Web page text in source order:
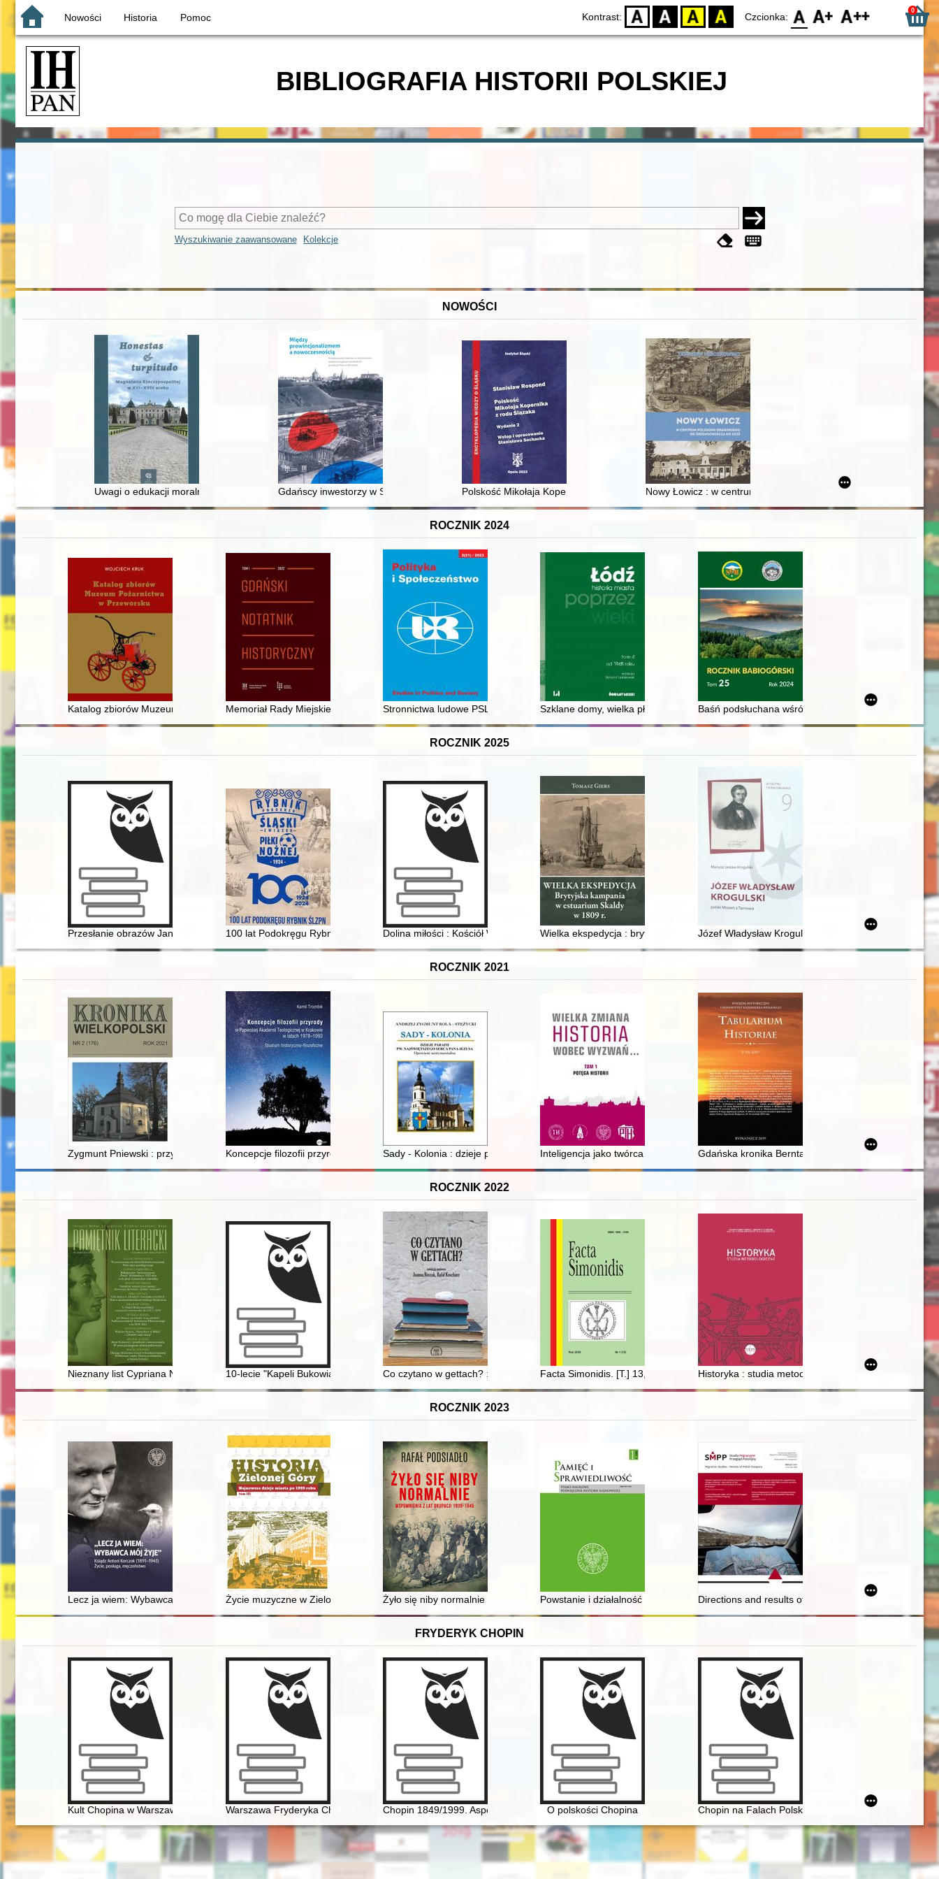
Nowości Historia Pomoc Kontrast: D BW YB BY Czcionka: F0 F1 F2 0
BIBLIOGRAFIA HISTORII POLSKIEJ
Wyszukiwanie zaawansowane Kolekcje
NOWOŚCI
Uwagi o edukacji moralnej synów szlacheckich w XVI-wiecznej RzeczypospolitejGdańscy inwestorzy w Sopocie : prestiż finansowy i towarzyski lokalnego mieszczaństwa w 2. poł. XIX w
Polskość Mikołaja Kopernika z rodu ŚlązakaNowy Łowicz : w centrum poligonu drawskiego od średniowiecza
ROCZNIK 2024
Katalog zbiorów Muzeum Pożarnictwa w PrzeworskuMemoriał Rady Miejskiej Gdańska do dworów europejsich w sprawie "negotium gallicum" z marca 1698 roku
Stronnictwa ludowe PSL Piast i PSL Wyzwolenie wobec wyboru pierwszego Prezydenta Rzeczypospolitej Polskiej
Szklane domy, wielka płyta i gipsowe kariatydy : architektura powojennej Łodzi
Baśń podsłuchana wśród górali z pod Babiej góry
ROCZNIK 2025
Przesłanie obrazów Jana Henryka Rosena (1891-1982) w kaplicy seminaryjnej w Przemyślu
100 lat Podokręgu Rybnik ŚlZPN Dolina miłości : Kościół Wniebowzięcia Najświętszej Maryi Panny i św. Maternusa oraz dawne opactwo w Lubomierzu 1278-
Wielka ekspedycja : brytyjska kampania w estuarium Skaldy w 1809 r
Józef Władysław Krogulski : polski Mozart z Tarnowa
ROCZNIK 2021
Zygmunt Pniewski : przyrodnik, fotografik, kolekcjonerKoncepcje filozofii przyrody w Papieskiej Akademii Teologicznej w Krakowie w latach 1978-1993 : studium historyczno-filozoficzne
Sady - Kolonia : dzieje parafii p.w. Najświętszego Serca Pana Jezusa : opowieść sentymentalna
Inteligencja jako twórca polskich muzeów historycznych : koreferat
Gdańska kronika Bernta Stegmanna (1528) -
ROCZNIK 2022
Nieznany list Cypriana Norwida do Charles’a Blanca (1813–1882)
10-lecie "Kapeli Bukowiacy" 2012-2022Co czytano w gettach? : prolegomenaFacta Simonidis. [T.] 13, nr 1 (2020)Historyka : studia metodologiczne. T. 52 (2022)
ROCZNIK 2023
Lecz ja wiem: Wybawca mój żyje" : ksiądz Antoni Korczok (1891-1941) : życie, posługa, męczeństwo
Życie muzyczne w Zielonej Górze Żyło się niby normalnie : wspomnienia z lat okupacji 1939-1945Powstanie i działalność towarzystw przyjaźni polsko-słowiańskiej w drugiej połowie lat
Directions and results of activities of the Polish
FRYDERYK CHOPIN
Kult Chopina w Warszawie pod zaborem rosyjskimWarszawa Fryderyka Chopina Chopin 1849/1999. Aspekte der Rezeptions- und Interpretationsgeschichte
O polskości Chopina Chopin na Falach Polskiego Radia